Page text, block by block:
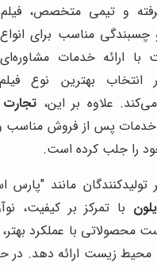
و تیمی متخصص،
مناسب برای انواع
با ارائه خدمات
انتخاب بهترین نوع
علاوه بر این، تجارت
خدمات پس از فروش مناسب
را جلب کرده است.
تولیدکنندگان مانند "پارس
با تمرکز بر کیفیت،
محصولاتی با عملکرد
محیط زیست ارائه دهد. در